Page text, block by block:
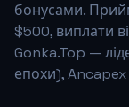
бонусами.
$500, виплати
Gonka.Top —
епохи),